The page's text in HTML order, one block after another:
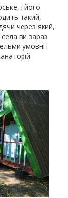
і його
такий,
через який,
ви зараз
умовні і